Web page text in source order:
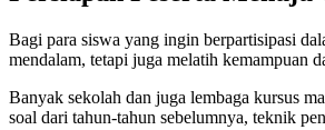
Bagi para siswa yang ingin berpartisipasi
mendalam, tetapi juga melatih kemampuan
Banyak sekolah dan juga lembaga kursus
soal dari tahun-tahun sebelumnya, teknik